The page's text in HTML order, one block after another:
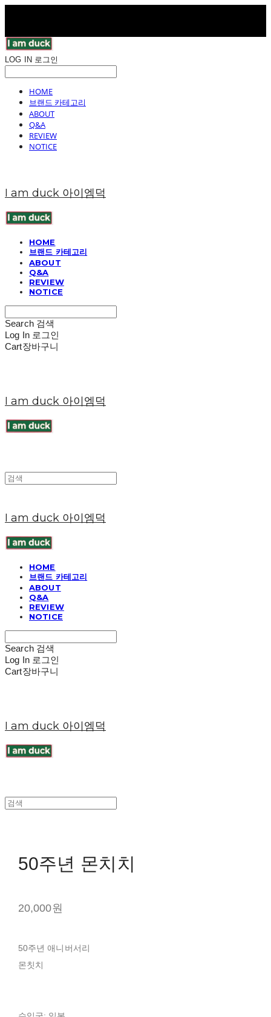
LOG IN 로그인
HOME
브랜드 카테고리
ABOUT
Q&A
REVIEW
NOTICE
I am duck 아이엠덕
HOME
브랜드 카테고리
ABOUT
Q&A
REVIEW
NOTICE
Search 검색
Log In 로그인
Cart장바구니
I am duck 아이엠덕
I am duck 아이엠덕
HOME
브랜드 카테고리
ABOUT
Q&A
REVIEW
NOTICE
Search 검색
Log In 로그인
Cart장바구니
I am duck 아이엠덕
50주년 몬치치
20,000원
50주년 애니버서리
몬칫치